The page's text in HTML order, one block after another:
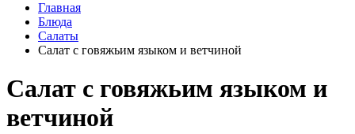
Главная
Блюда
Салаты
Салат с говяжьим языком и ветчиной
Салат с говяжьим языком и
ветчиной